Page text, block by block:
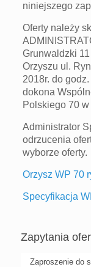
niniejszego
Oferty należy
Grunwaldzki
Orzyszu ul.
2018r. do
dokona
Polskiego 70 w
Administrator
odrzucenia
wyborze oferty.
Orzysz WP 70
Specyfikacja
Zapytania
Zaproszenie do